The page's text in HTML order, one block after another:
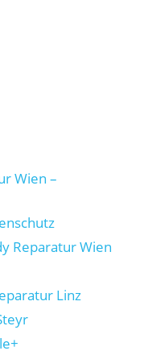
Wien –
Reparatur Wien
Linz